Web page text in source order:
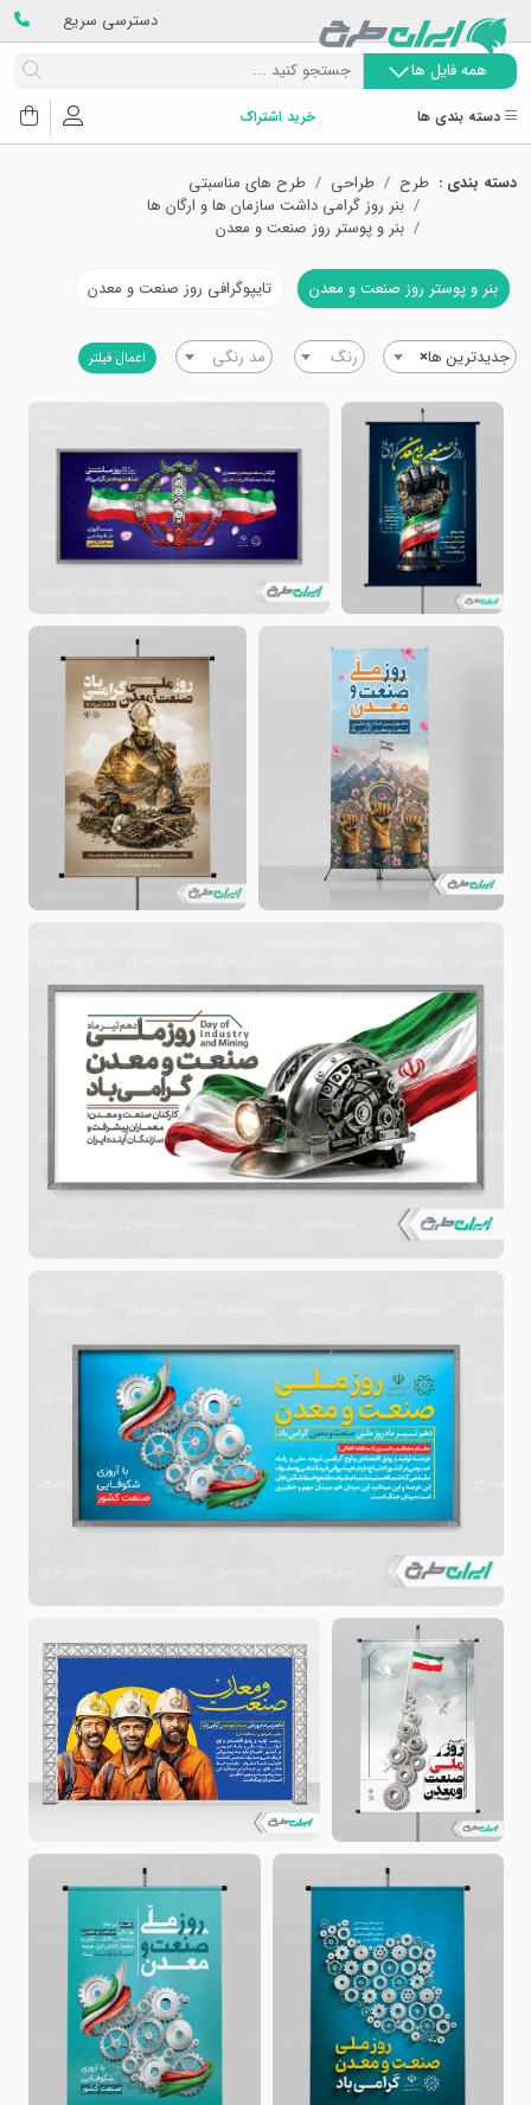
دسترسی سریع
همه فایل ها
دسته بندی ها خرید اشتراک
دسته بندی : طرح طراحی
طرح های مناسبتی
بنر روز گرامی داشت سازمان ها و ارگان ها
بنر و پوستر روز صنعت و معدن
بنر و پوستر روز صنعت و معدن تایپوگرافی روز صنعت و معدن
×جدیدترین ها رنگ مد رنگی اعمال فیلتر